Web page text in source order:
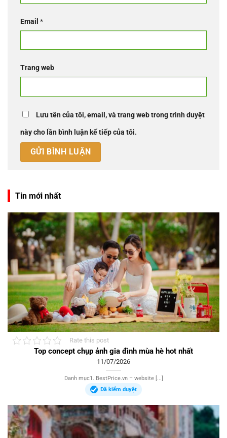
Email *
Trang web
Lưu tên của tôi, email, và trang web trong trình duyệt
này cho lần bình luận kế tiếp của tôi.
Tin mới nhất
Rate this post
Top concept chụp ảnh gia đình mùa hè hot nhất
11/07/2026
Danh mục1. BestPrice.vn – website [...]
Đã kiểm duyệt